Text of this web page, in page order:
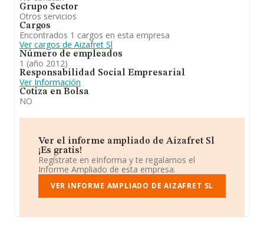
Grupo Sector
Otros servicios
Cargos
Encontrados 1 cargos en esta empresa
Ver cargos de Aizafret Sl
Número de empleados
1 (año 2012)
Responsabilidad Social Empresarial
Ver Información
Cotiza en Bolsa
NO
Ver el informe ampliado de Aizafret Sl
¡Es gratis!
Regístrate en eInforma y te regalamos el
Informe Ampliado de esta empresa.
VER INFORME AMPLIADO DE AIZAFRET SL